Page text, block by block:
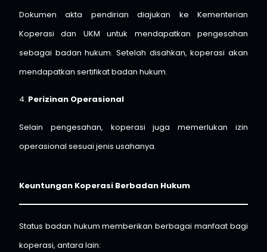
Dokumen akta pendirian diajukan ke Kementerian
Koperasi dan UKM untuk mendapatkan pengesahan
sebagai badan hukum. Setelah disahkan, koperasi akan
mendapatkan sertifikat badan hukum.
4. Perizinan Operasional
Selain pengesahan, koperasi juga memerlukan izin
operasional sesuai jenis usahanya.
Keuntungan Koperasi Berbadan Hukum
Status badan hukum memberikan berbagai manfaat bagi
koperasi, antara lain: